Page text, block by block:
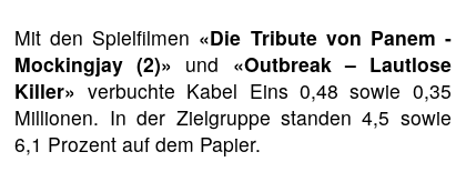
Mit den Spielfilmen «Die Tribute von Panem -
Mockingjay (2)» und «Outbreak – Lautlose
Killer» verbuchte Kabel Eins 0,48 sowie 0,35
Millionen. In der Zielgruppe standen 4,5 sowie
6,1 Prozent auf dem Papier.